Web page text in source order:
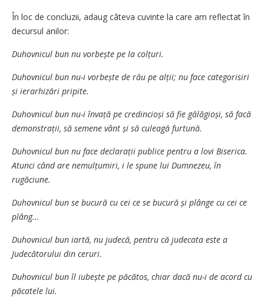
În loc de concluzii, adaug câteva cuvinte la care am reflectat în
decursul anilor:
Duhovnicul bun nu vorbește pe la col­țuri.
Duhovnicul bun nu-i vorbește de rău pe alții; nu face categorisiri
și ierarhizări pripite.
Duhovnicul bun nu-i învață pe credincioși să fie gălăgioși, să facă
demonstrații, să semene vânt și să culeagă furtună.
Duhovnicul bun nu face declarații publice pentru a lovi Biserica.
Atunci când are nemulțumiri, i le spune lui Dumnezeu, în
rugăciune.
Duhovnicul bun se bucură cu cei ce se bucură și plânge cu cei ce
plâng...
Duhovnicul bun iartă, nu judecă, pentru că judecata este a
Judecătorului din ceruri.
Duhovnicul bun îl iubește pe păcătos, chiar dacă nu-i de acord cu
păcatele lui.